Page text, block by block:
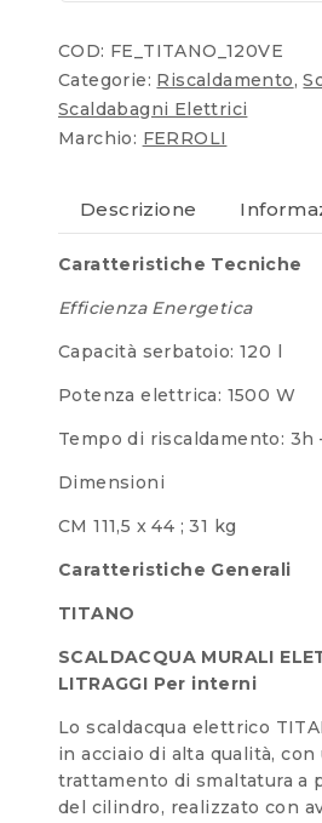
COD: FE_TITANO_120VE
Categorie: Riscaldamento,
Scaldabagni Elettrici
Marchio: FERROLI
Descrizione
Caratteristiche Tecniche
Efficienza Energetica
Capacità serbatoio: 120 l
Potenza elettrica: 1500 W
Tempo di riscaldamento: 3h
Dimensioni
CM 111,5 x 44 ; 31 kg
Caratteristiche Generali
TITANO
SCALDACQUA MURALI
LITRAGGI Per interni
Lo scaldacqua elettrico
in acciaio di alta qualità, con
trattamento di smaltatura a
del cilindro, realizzato con